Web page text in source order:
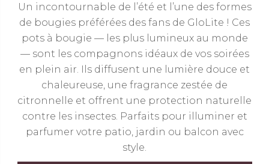
Un incontournable de l’été et l’une des formes
de bougies préférées des fans de GloLite ! Ces
pots à bougie — les plus lumineux au monde
— sont les compagnons idéaux de vos soirées
en plein air. Ils diffusent une lumière douce et
chaleureuse, une fragrance zestée de
citronnelle et offrent une protection naturelle
contre les insectes. Parfaits pour illuminer et
parfumer votre patio, jardin ou balcon avec
style.